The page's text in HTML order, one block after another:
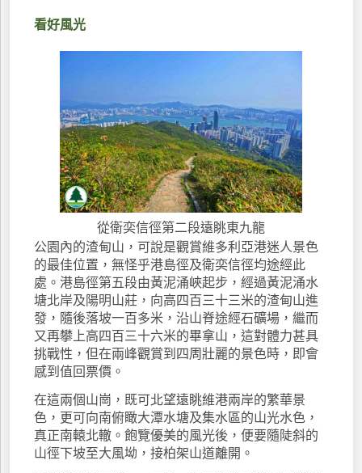
看好風光
從衛奕信徑第二段遠眺東九龍
公園內的渣甸山，可說是觀賞維多利亞港迷人景色
的最佳位置，無怪乎港島徑及衛奕信徑均途經此
處。港島徑第五段由黃泥涌峽起步，經過黃泥涌水
塘北岸及陽明山莊，向高四百三十三米的渣甸山進
發，隨後落坡一百多米，沿山脊途經石礦場，繼而
又再攀上高四百三十六米的畢拿山，這對體力甚具
挑戰性，但在兩峰觀賞到四周壯麗的景色時，即會
感到值回票價。
在這兩個山崗，既可北望遠眺維港兩岸的繁華景
色，更可向南俯瞰大潭水塘及集水區的山光水色，
真正南轅北轍。飽覽優美的風光後，便要隨陡斜的
山徑下坡至大風坳，接柏架山道離開。